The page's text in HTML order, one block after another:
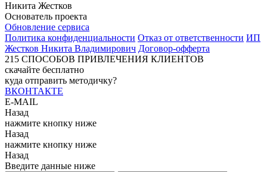
Никита Жестков
Основатель проекта
Обновление сервиса
Политика конфиденциальности Отказ от ответственности ИП
Жестков Никита Владимирович Договор-офферта
215 СПОСОБОВ ПРИВЛЕЧЕНИЯ КЛИЕНТОВ
скачайте бесплатно
куда отправить методичку?
ВКОНТАКТЕ
E-MAIL
Назад
нажмите кнопку ниже
Назад
нажмите кнопку ниже
Назад
Введите данные ниже